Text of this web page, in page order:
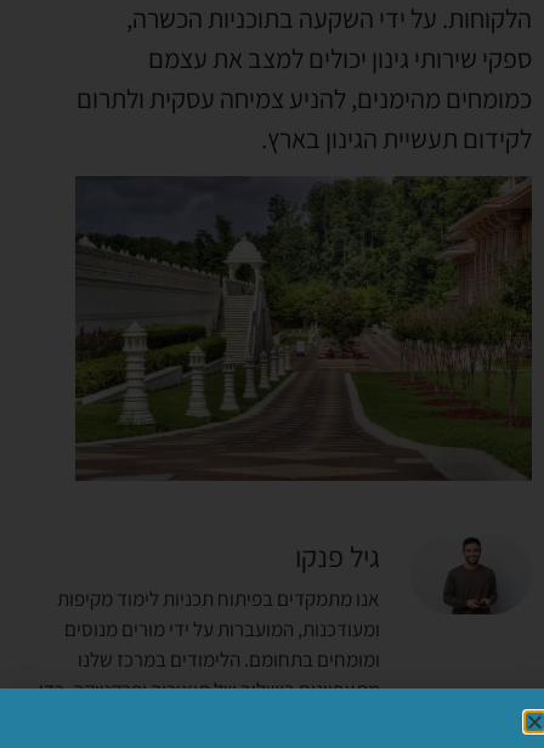
הלקוחות. על ידי השקעה בתוכניות הכשרה,
ספקי שירותי גינון יכולים למצב את עצמם
כמומחים מהימנים, להניע צמיחה עסקית ולתרום
לקידום תעשיית הגינון בארץ.
גיל פנקו
אנו מתמקדים בפיתוח תכניות לימוד מקיפות
ומעודכנות, המועברות על ידי מורים מנוסים
ומומחים בתחומם. הלימודים במרכז שלנו
מתאפיינים בשילוב של תיאוריה ופרקטיקה, כדי